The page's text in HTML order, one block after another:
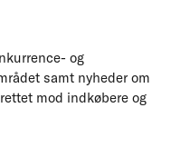
og
samt nyheder om
mod indkøbere og